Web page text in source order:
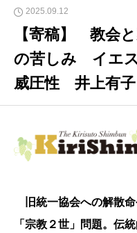
2025.09.12
【寄稿】 教会
の苦しみ イエス
威圧性 井上有子
旧統一協会への解散命
「宗教２世」問題。伝